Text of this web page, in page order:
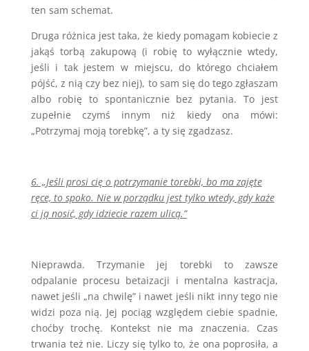
ten sam schemat.
Druga różnica jest taka, że kiedy pomagam kobiecie z
jakąś torbą zakupową (i robię to wyłącznie wtedy,
jeśli i tak jestem w miejscu, do którego chciałem
pójść, z nią czy bez niej), to sam się do tego zgłaszam
albo robię to spontanicznie bez pytania. To jest
zupełnie czymś innym niż kiedy ona mówi:
„Potrzymaj moją torebkę”, a ty się zgadzasz.
6. „Jeśli prosi cię o potrzymanie torebki, bo ma zajęte
ręce, to spoko. Nie w porządku jest tylko wtedy, gdy każe
ci ją nosić, gdy idziecie razem ulicą.”
Nieprawda. Trzymanie jej torebki to zawsze
odpalanie procesu betaizacji i mentalna kastracja,
nawet jeśli „na chwilę” i nawet jeśli nikt inny tego nie
widzi poza nią. Jej pociąg względem ciebie spadnie,
choćby trochę. Kontekst nie ma znaczenia. Czas
trwania też nie. Liczy się tylko to, że ona poprosiła, a